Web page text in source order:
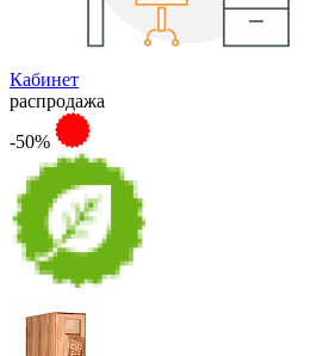
Кабинет
распродажа
-50%